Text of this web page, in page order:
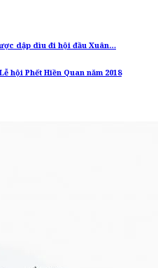
dập dìu đi hội đầu Xuân…
hội Phết Hiền Quan năm 2018